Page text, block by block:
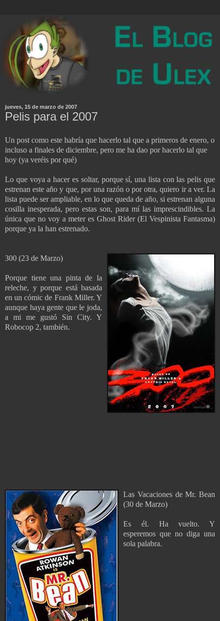
jueves, 15 de marzo de 2007
Pelis para el 2007
Un post como este habría que hacerlo tal que a primeros de enero, o
incluso a finales de diciembre, pero me ha dao por hacerlo tal que
hoy (ya veréis por qué)
Lo que voya a hacer es soltar, porque sí, una lista con las pelis que
estrenan este año y que, por una razón o por otra, quiero ir a ver. La
lista puede ser ampliable, en lo que queda de año, si estrenan alguna
cosilla inesperada, pero estas son, para mí las imprescindibles. La
única que no voy a meter es Ghost Rider (El Vespinista Fantasma)
porque ya la han estrenado.
300 (23 de Marzo)
Porque tiene una pinta de la
releche, y porque está basada
en un cómic de Frank Miller. Y
aunque haya gente que le joda,
a mi me gustó Sin City. Y
Robocop 2, también.
Las Vacaciones de Mr. Bean
(30 de Marzo)
Es él. Ha vuelto. Y
esperemos que no diga una
sola palabra.